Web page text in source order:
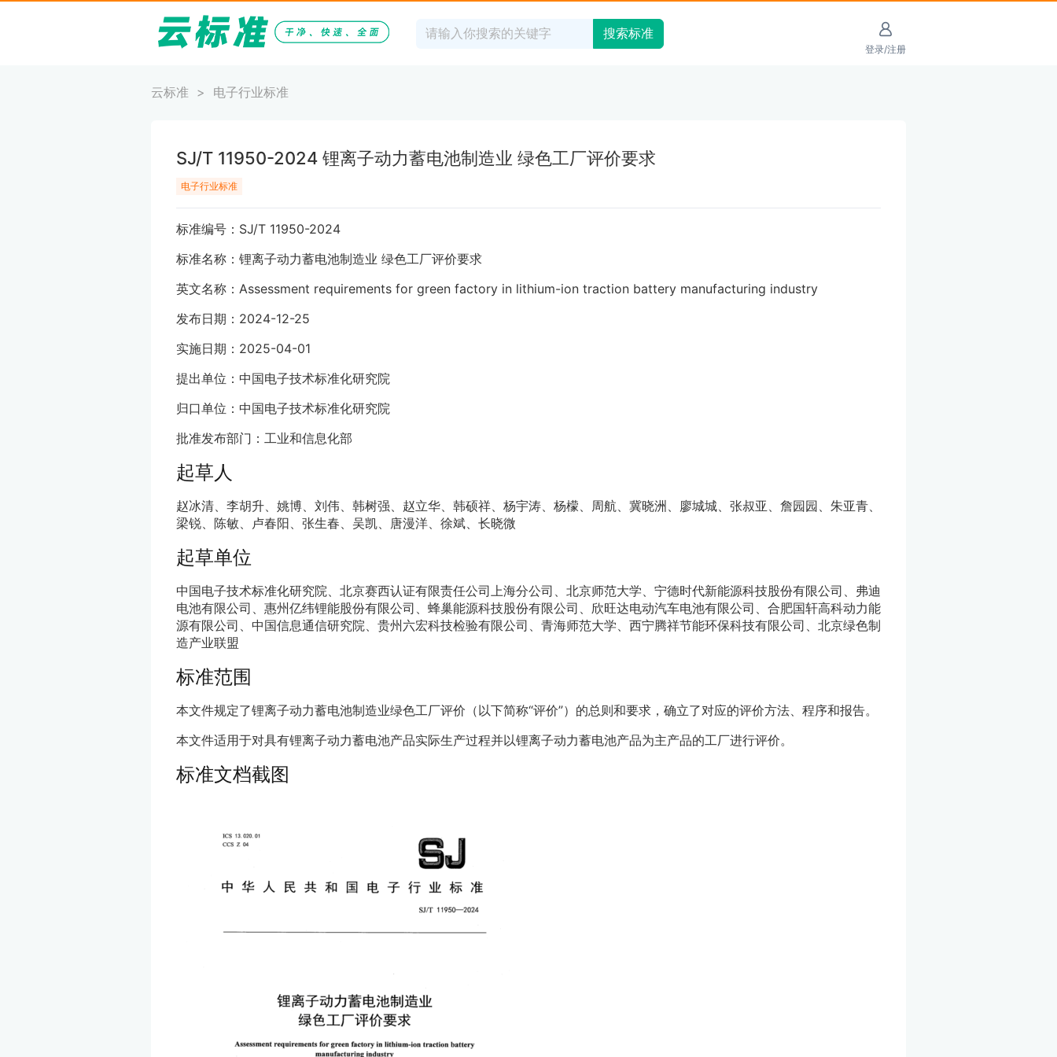
搜索标准
登录/注册
云标准 电子行业标准
SJ/T 11950-2024 锂离子动力蓄电池制造业 绿色工厂评价要求
电子行业标准
标准编号：SJ/T 11950-2024
标准名称：锂离子动力蓄电池制造业 绿色工厂评价要求
英文名称：Assessment requirements for green factory in lithium-ion traction battery manufacturing industry
发布日期：2024-12-25
实施日期：2025-04-01
提出单位：中国电子技术标准化研究院
归口单位：中国电子技术标准化研究院
批准发布部门：工业和信息化部
起草人
赵冰清、李胡升、姚博、刘伟、韩树强、赵立华、韩硕祥、杨宇涛、杨檬、周航、冀晓洲、廖城城、张叔亚、詹园园、朱亚青、
梁锐、陈敏、卢春阳、张生春、吴凯、唐漫洋、徐斌、长晓微
起草单位
中国电子技术标准化研究院、北京赛西认证有限责任公司上海分公司、北京师范大学、宁德时代新能源科技股份有限公司、弗迪
电池有限公司、惠州亿纬锂能股份有限公司、蜂巢能源科技股份有限公司、欣旺达电动汽车电池有限公司、合肥国轩高科动力能
源有限公司、中国信息通信研究院、贵州六宏科技检验有限公司、青海师范大学、西宁腾祥节能环保科技有限公司、北京绿色制
造产业联盟
标准范围
本文件规定了锂离子动力蓄电池制造业绿色工厂评价（以下简称“评价”）的总则和要求，确立了对应的评价方法、程序和报告。
本文件适用于对具有锂离子动力蓄电池产品实际生产过程并以锂离子动力蓄电池产品为主产品的工厂进行评价。
标准文档截图